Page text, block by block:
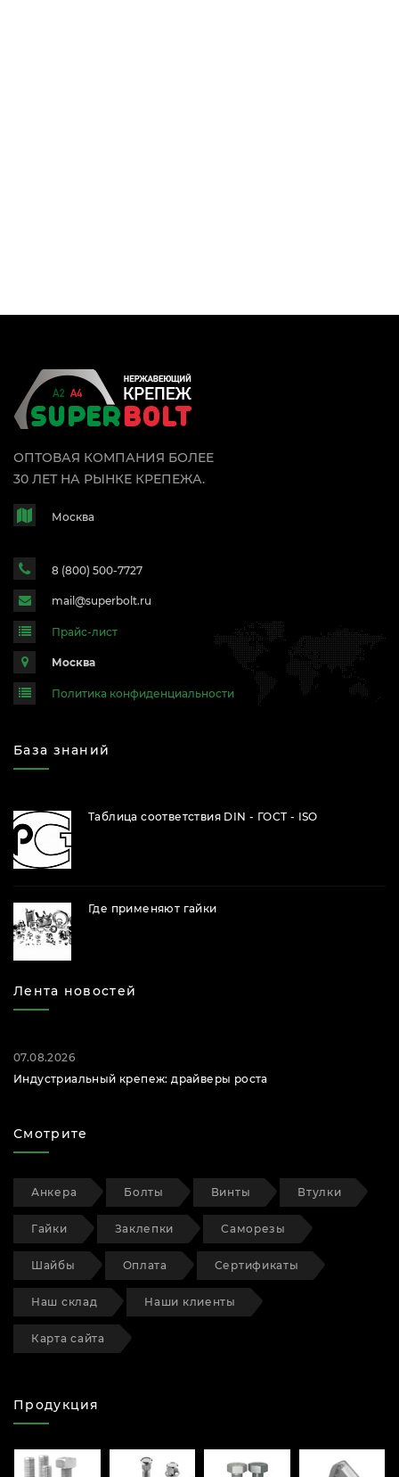
ОПТОВАЯ КОМПАНИЯ БОЛЕЕ
30 ЛЕТ НА РЫНКЕ КРЕПЕЖА.
Москва
8 (800) 500-7727
mail@superbolt.ru
Прайс-лист
Москва
Политика конфиденциальности
База знаний
Таблица соответствия DIN - ГОСТ - ISO
Где применяют гайки
Лента новостей
07.08.2026
Индустриальный крепеж: драйверы роста
Смотрите
Анкера Болты Винты Втулки
Гайки Заклепки Саморезы
Шайбы Оплата Сертификаты
Наш склад Наши клиенты
Карта сайта
Продукция